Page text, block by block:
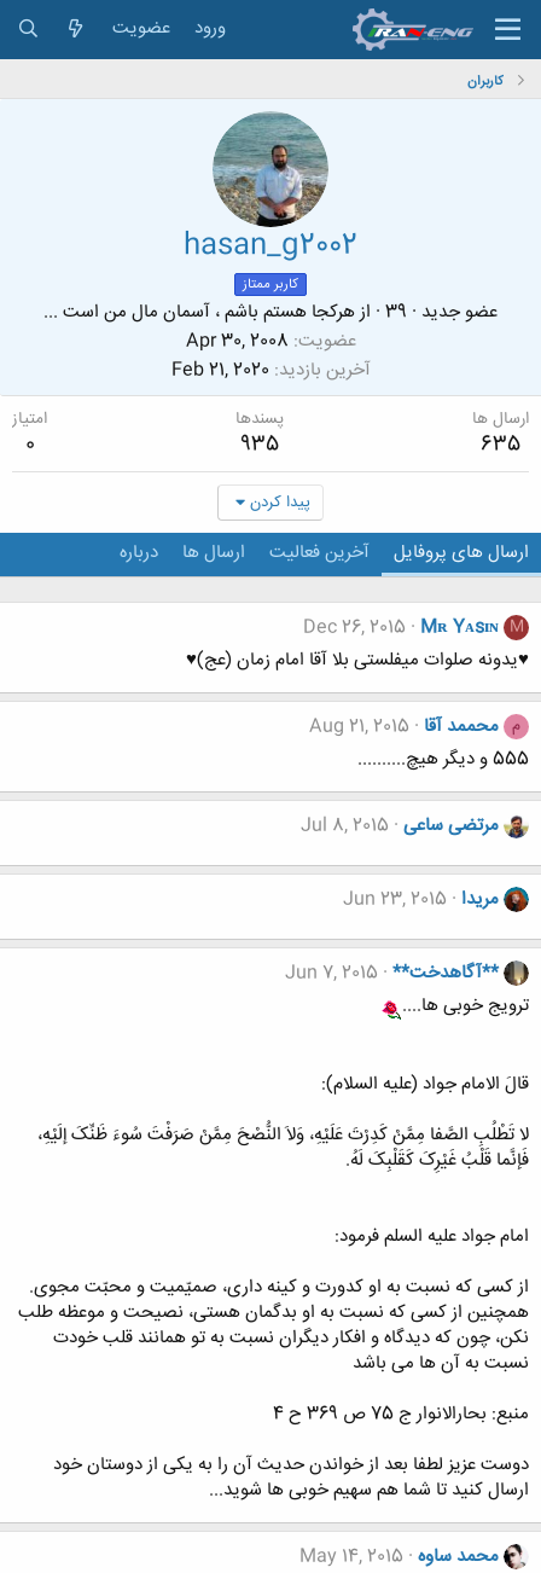
ورود عضویت
کاربران
hasan_g2002
کاربر ممتاز
عضو جدید ·
· ازهرکجا هستم باشم ، آسمان مال من است ...
عضویت Apr 30, 2008
آخرین بازدید Feb 21, 2020
ارسال ها
635
پسندها
935
امتیاز
0
پیدا کردن
ارسال های پروفایل آخرین فعالیت ارسال ها درباره
M
Mʀ Yᴀsɪɴ
Dec 26, 2015
♥یدونه صلوات میفلستی بلا آقا امام زمان (عج)♥
م محممد آقا Aug 21, 2015
555 و دیگر هیچ..........
مرتضی ساعی Jul 8, 2015
مریدا Jun 23, 2015
**آگاهدخت** Jun 7, 2015
ترویج خوبی ها....
قالَ الامام جواد (علیه السلام):
لا تَطْلُبِ الصَّفا مِمَّنْ کَدِرْتَ عَلَیْهِ، وَلاَ النُّصْحَ مِمَّنْ صَرَفْتَ سُوءَ ظَنِّکَ إلَیْهِ،
فَإنَّما قَلْبُ غَیْرِکَ کَقَلْبِکَ لَهُ.
امام جواد علیه السلم فرمود:
از کسى که نسبت به او کدورت و کینه دارى، صمیّمیت و محبّت مجوى.
همچنین از کسى که نسبت به او بدگمان هستى، نصیحت و موعظه طلب
نکن، چون که دیدگاه و افکار دیگران نسبت به تو همانند قلب خودت
نسبت به آن ها مى باشد
منبع: بحارالانوار ج 75 ص 369 ح 4
دوست عزیز لطفا بعد از خواندن حدیث آن را به یکی از دوستان خود
ارسال کنید تا شما هم سهیم خوبی ها شوید...
محمد ساوه May 14, 2015